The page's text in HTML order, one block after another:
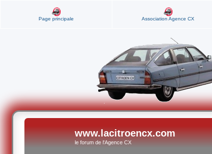
Page principale Association Agence CX
www.lacitroencx.com
le forum de l'Agence CX